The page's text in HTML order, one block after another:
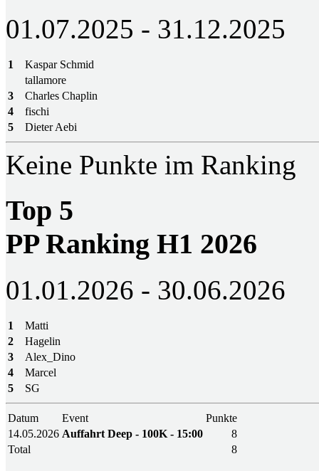
01.07.2025 - 31.12.2025
1
Kaspar Schmid
tallamore
3
Charles Chaplin
4
fischi
5
Dieter Aebi
Keine Punkte im Ranking
Top 5
PP Ranking H1 2026
01.01.2026 - 30.06.2026
1
Matti
2
Hagelin
3
Alex_Dino
4
Marcel
5
SG
Datum Event
Punkte
14.05.2026 Auffahrt Deep - 100K - 15:00
8
Total
8